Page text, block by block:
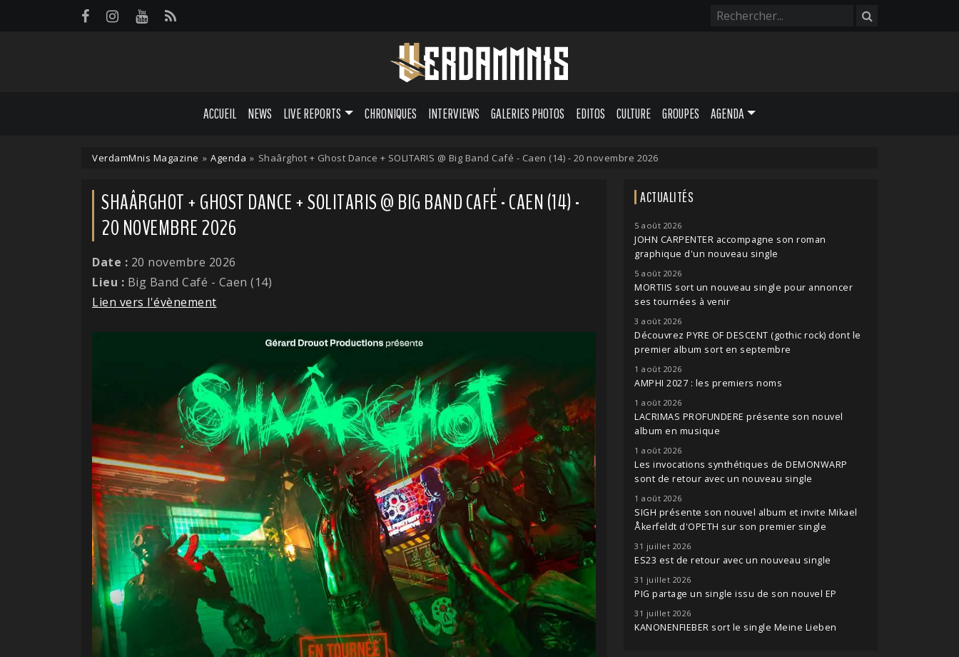
ACCUEIL NEWS LIVE REPORTS CHRONIQUES INTERVIEWS GALERIES PHOTOS EDITOS CULTURE GROUPES AGENDA
VerdamMnis Magazine » Agenda » Shaârghot + Ghost Dance + SOLITARIS @ Big Band Café - Caen (14) - 20 novembre 2026
SHAÂRGHOT + GHOST DANCE + SOLITARIS @ BIG BAND CAFÉ - CAEN (14) -
20 NOVEMBRE 2026
Date : 20 novembre 2026
Lieu : Big Band Café - Caen (14)
Lien vers l'évènement
ACTUALITÉS
5 août 2026
JOHN CARPENTER accompagne son roman
graphique d'un nouveau single
5 août 2026
MORTIIS sort un nouveau single pour annoncer
ses tournées à venir
3 août 2026
Découvrez PYRE OF DESCENT (gothic rock) dont le
premier album sort en septembre
1 août 2026
AMPHI 2027 : les premiers noms
1 août 2026
LACRIMAS PROFUNDERE présente son nouvel
album en musique
1 août 2026
Les invocations synthétiques de DEMONWARP
sont de retour avec un nouveau single
1 août 2026
SIGH présente son nouvel album et invite Mikael
Åkerfeldt d'OPETH sur son premier single
31 juillet 2026
ES23 est de retour avec un nouveau single
31 juillet 2026
PIG partage un single issu de son nouvel EP
31 juillet 2026
KANONENFIEBER sort le single Meine Lieben
Panneau de gestion des cookies